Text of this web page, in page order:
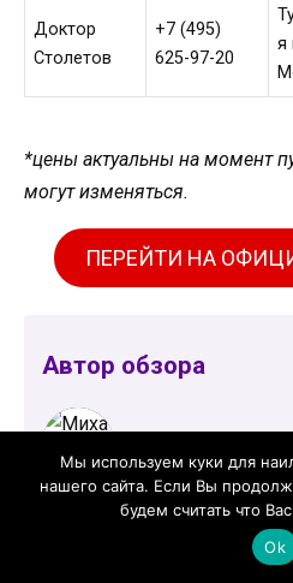
Доктор
Столетов
+7 (495)
625-97-20
я
*цены актуальны на момент
могут изменяться.
ПЕРЕЙТИ НА
Автор обзора
Михайловичева Елена
Врач-оториноларинголог.
Мы используем куки для
нашего сайта. Если Вы
будем считать что
Ok